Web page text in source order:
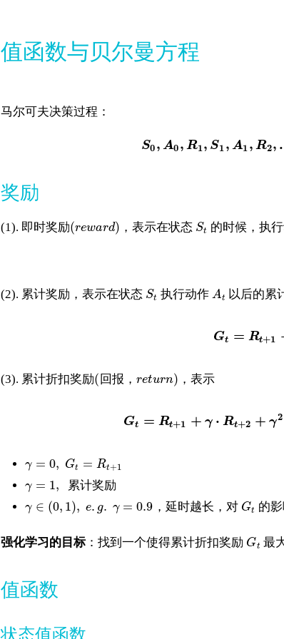
值函数与贝尔曼方程
马尔可夫决策过程：
S0 , A0 , R1 , S1 , A1 , R2, .
奖励
(1). 即时奖励(reward) ，表示在状态 St 的时候，执
(2). 累计奖励，表示在状态 St 执行动作At 以后的累
Gt = Rt+1
(3). 累计折扣奖励( 回报， return) ，表示
Gt = Rt+1 + γ ⋅ Rt+2 + γ2
γ = 0, Gt = Rt+1
γ = 1, 累计奖励
γ ∈ (0, 1), e. g. γ = 0.9 ，延时越长，对 Gt 的
强化学习的目标：找到一个使得累计折扣奖励 Gt 最
值函数
状态值函数